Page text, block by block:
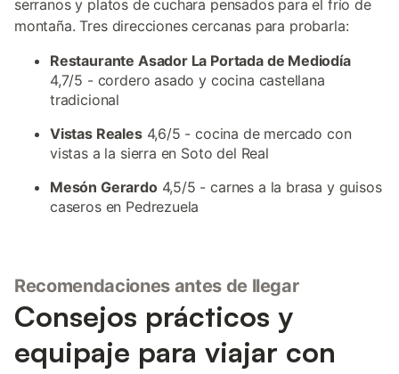
serranos y platos de cuchara pensados para el frío de
montaña. Tres direcciones cercanas para probarla:
Restaurante Asador La Portada de Mediodía
4,7/5 - cordero asado y cocina castellana
tradicional
Vistas Reales4,6/5 - cocina de mercado con
vistas a la sierra en Soto del Real
Mesón Gerardo4,5/5 - carnes a la brasa y guisos
caseros en Pedrezuela
Recomendaciones antes de llegar
Consejos prácticos y
equipaje para viajar con